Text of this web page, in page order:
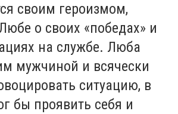
своим героизмом,
о своих «победах» и
на службе. Люба
мужчиной и всячески
ситуацию, в
бы проявить себя и